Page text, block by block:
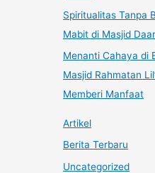
Spiritualitas Tanpa
Mabit di Masjid
Menanti Cahaya di
Masjid Rahmatan
Memberi Manfaat
Artikel
Berita Terbaru
Uncategorized